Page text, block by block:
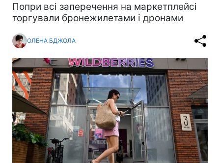
Попри всі заперечення на маркетплейсі
торгували бронежилетами і дронами
ОЛЕНА БДЖОЛА